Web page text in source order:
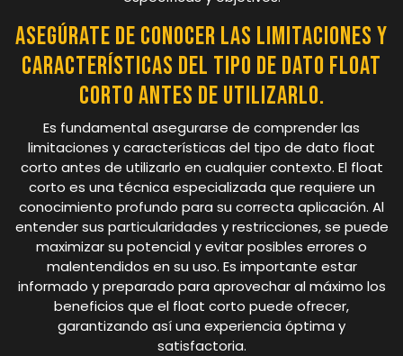
Asegúrate de conocer las limitaciones y
características del tipo de dato float
corto antes de utilizarlo.
Es fundamental asegurarse de comprender las
limitaciones y características del tipo de dato float
corto antes de utilizarlo en cualquier contexto. El float
corto es una técnica especializada que requiere un
conocimiento profundo para su correcta aplicación. Al
entender sus particularidades y restricciones, se puede
maximizar su potencial y evitar posibles errores o
malentendidos en su uso. Es importante estar
informado y preparado para aprovechar al máximo los
beneficios que el float corto puede ofrecer,
garantizando así una experiencia óptima y
satisfactoria.